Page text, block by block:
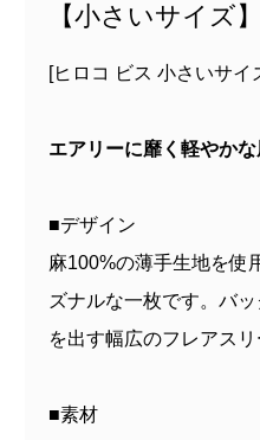
【小さいサイズ
[ヒロコ ビス 小さいサイ
エアリーに靡く軽やか
■デザイン
麻100%の薄手生地を使
ズナルな一枚です。バ
を出す幅広のフレアス
■素材